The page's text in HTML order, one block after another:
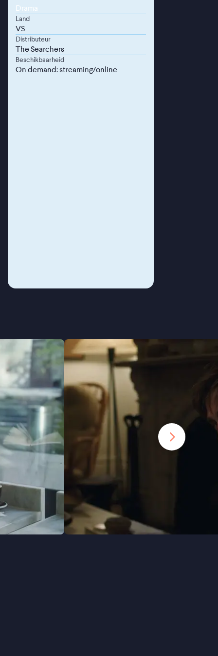
Drama
Land
VS
Distributeur
The Searchers
Beschikbaarheid
On demand: streaming/online